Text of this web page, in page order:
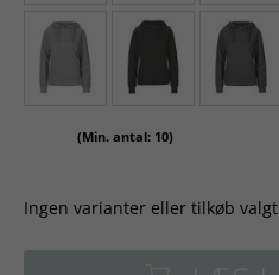
(Min. antal: 10)
Ingen varianter eller tilkøb valgt